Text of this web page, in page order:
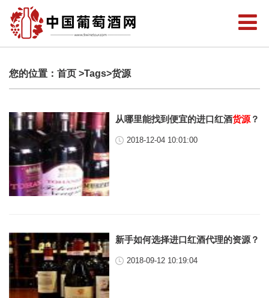
您的位置： 首页 >Tags>货源
从哪里能找到便宜的进口红酒货源 ？
2018-12-04 10:01:00
新手如何选择进口红酒代理的资源？
2018-09-12 10:19:04